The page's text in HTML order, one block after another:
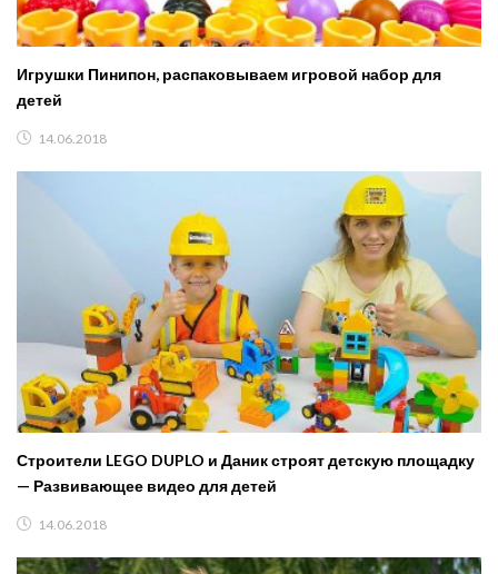
Игрушки Пинипон, распаковываем игровой набор для
детей
14.06.2018
Строители LEGO DUPLO и Даник строят детскую площадку
— Развивающее видео для детей
14.06.2018